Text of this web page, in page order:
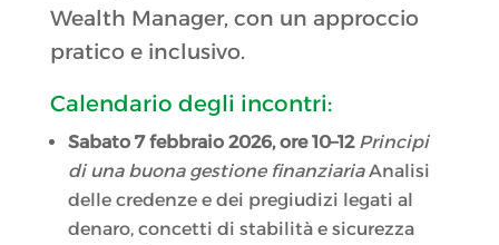
Wealth Manager, con un approccio
pratico e inclusivo.
Calendario degli incontri:
Sabato 7 febbraio 2026, ore 10–12 Principi
di una buona gestione finanziariaAnalisi
delle credenze e dei pregiudizi legati al
denaro, concetti di stabilità e sicurezza